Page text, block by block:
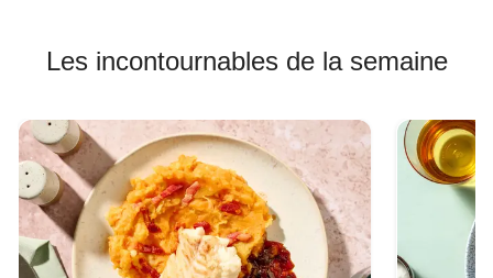
Les incontournables de la semaine